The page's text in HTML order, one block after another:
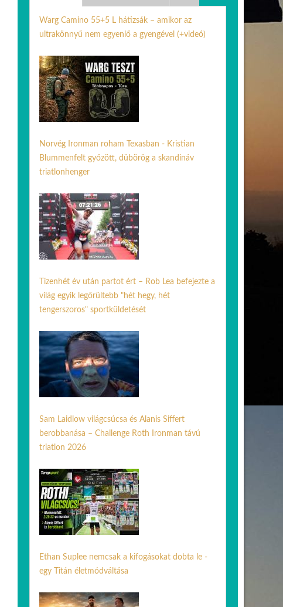
Warg Camino 55+5 L hátizsák – amikor az
ultrakönnyű nem egyenlő a gyengével (+videó)
Norvég Ironman roham Texasban - Kristian
Blummenfelt győzött, dübörög a skandináv
triatlonhenger
Tizenhét év után partot ért – Rob Lea befejezte a
világ egyik legőrültebb "hét hegy, hét
tengerszoros" sportküldetését
Sam Laidlow világcsúcsa és Alanis Siffert
berobbanása – Challenge Roth Ironman távú
triatlon 2026
Ethan Suplee nemcsak a kifogásokat dobta le -
egy Titán életmódváltása